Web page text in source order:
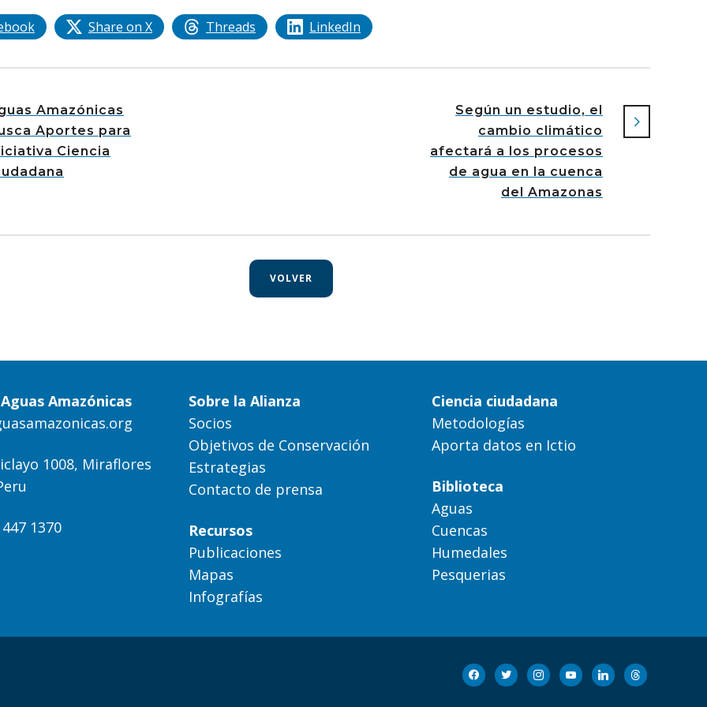
Share on X Threads LinkedIn
Amazónicas
Aportes para
Ciencia
Según un estudio, el
cambio climático
afectará a los procesos
de agua en la cuenca
del Amazonas
VOLVER
Amazónicas
1008, Miraflores
1370
Sobre la Alianza
Socios
Objetivos de Conservación
Estrategias
Contacto de prensa
Recursos
Publicaciones
Mapas
Infografías
Ciencia ciudadana
Metodologías
Aporta datos en Ictio
Biblioteca
Aguas
Cuencas
Humedales
Pesquerias
facebook
twitter instagramyoutubelinkedinthreads